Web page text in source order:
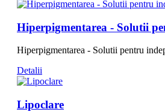
Hiperpigmentarea - Solutii
Hiperpigmentarea - Solutii pentru
Detalii
Lipoclare